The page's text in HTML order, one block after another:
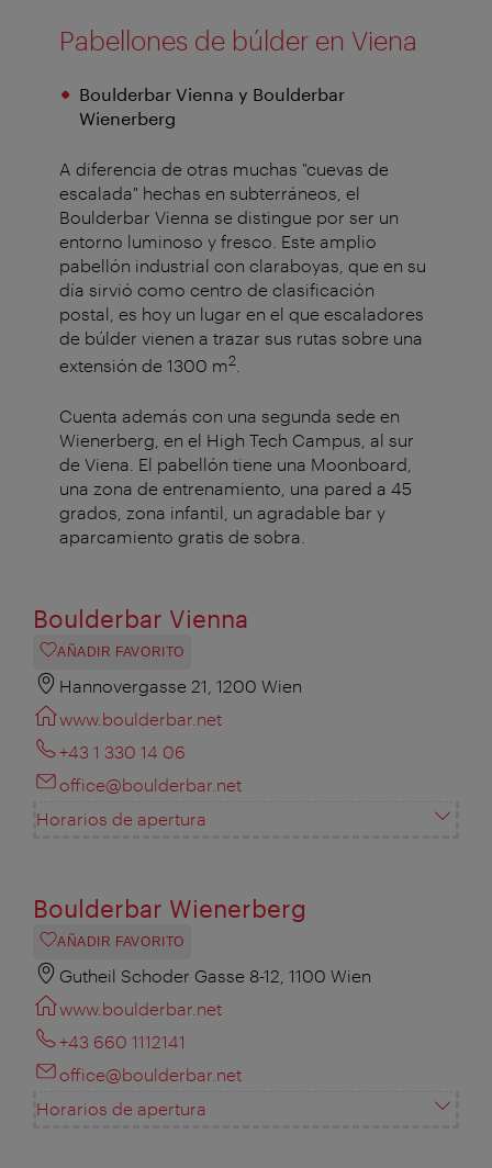
Pabellones de búlder en Viena
Boulderbar Vienna y Boulderbar
Wienerberg
A diferencia de otras muchas "cuevas de
escalada" hechas en subterráneos, el
Boulderbar Vienna se distingue por ser un
entorno luminoso y fresco. Este amplio
pabellón industrial con claraboyas, que en su
día sirvió como centro de clasificación
postal, es hoy un lugar en el que escaladores
de búlder vienen a trazar sus rutas sobre una
extensión de 1300 m2
Cuenta además con una segunda sede en
Wienerberg, en el High Tech Campus, al sur
de Viena. El pabellón tiene una Moonboard,
una zona de entrenamiento, una pared a 45
grados, zona infantil, un agradable bar y
aparcamiento gratis de sobra.
Boulderbar Vienna
AÑADIR FAVORITO
Hannovergasse 21, 1200 Wien
www.boulderbar.net
+43 1 330 14 06
office@boulderbar.net
Horarios de apertura
Boulderbar Wienerberg
AÑADIR FAVORITO
Gutheil Schoder Gasse 8-12, 1100 Wien
www.boulderbar.net
+43 660 1112141
office@boulderbar.net
Horarios de apertura